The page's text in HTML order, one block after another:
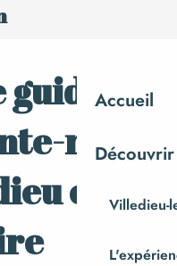
Accueil
Découvrir
Villedieu-
guidée |
nous
et son